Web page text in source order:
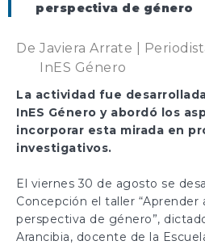
perspectiva de género
De Javiera Arrate |
InES Género
La actividad fue
InES Género y abordó los
incorporar esta mirada en
investigativos.
El viernes 30 de agosto se
Concepción el taller “Aprender
perspectiva de género”,
Arancibia, docente de la